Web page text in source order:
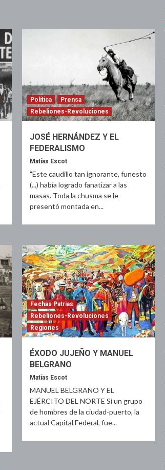
Política
Prensa
Rebeliones-Revoluciones
JOSÉ HERNÁNDEZ Y EL
FEDERALISMO
Matías Escot
"Este caudillo tan ignorante, funesto
(...) había logrado fanatizar a las
masas. Toda la chusma se le
presentó montada en...
Fechas Patrias
Rebeliones-Revoluciones
Regiones
ÉXODO JUJEÑO Y MANUEL
BELGRANO
Matías Escot
MANUEL BELGRANO Y EL
EJÉRCITO DEL NORTE Si un grupo
de hombres de la ciudad-puerto, la
actual Capital Federal, fue...